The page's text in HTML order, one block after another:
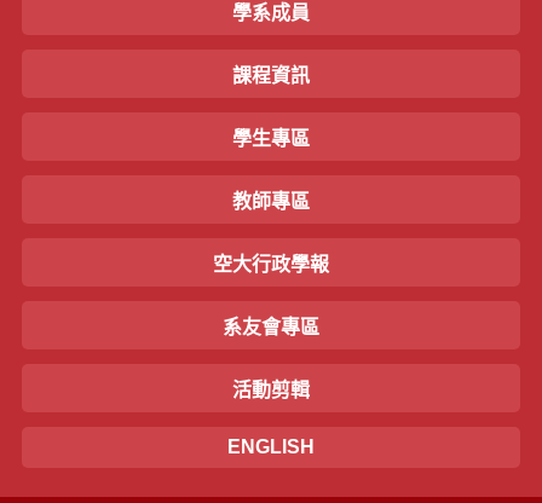
學系成員
課程資訊
學生專區
教師專區
空大行政學報
系友會專區
活動剪輯
ENGLISH